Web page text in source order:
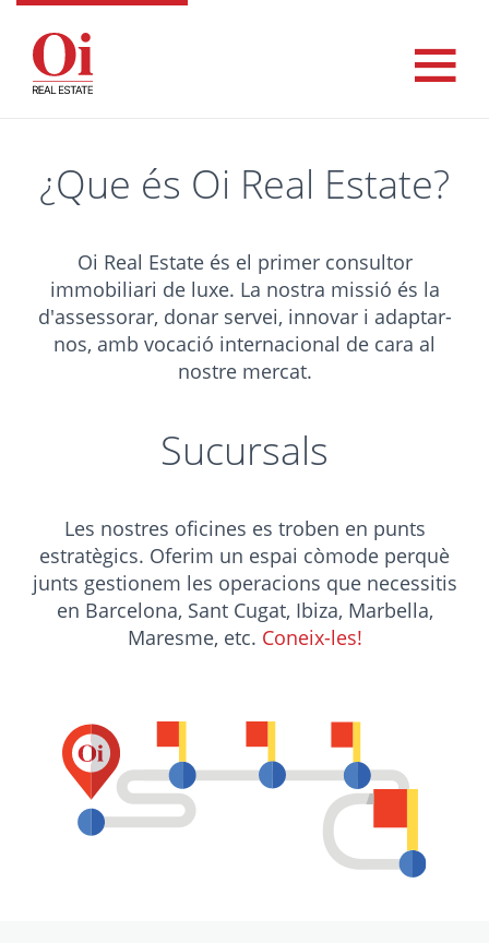
¿Que és Oi Real Estate?
Oi Real Estate és el primer consultor
immobiliari de luxe. La nostra missió és la
d'assessorar, donar servei, innovar i adaptar-
nos, amb vocació internacional de cara al
nostre mercat.
Sucursals
Les nostres oficines es troben en punts
estratègics. Oferim un espai còmode perquè
junts gestionem les operacions que necessitis
en Barcelona, Sant Cugat, Ibiza, Marbella,
Maresme, etc. Coneix-les!